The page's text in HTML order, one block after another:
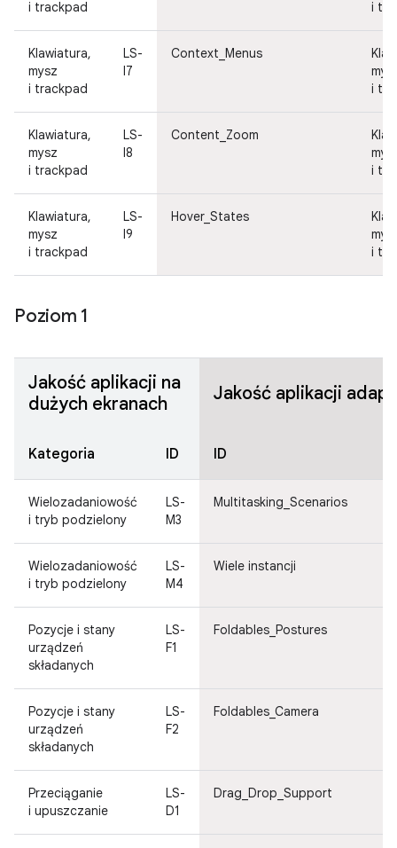
i trackpad i
Klawiatura,
mysz
i trackpad
LS-
I7
Context_Menus
i
Klawiatura,
mysz
i trackpad
LS-
I8
Content_Zoom
i
Klawiatura,
mysz
i trackpad
LS-
I9
Hover_States
i
Poziom 1
Jakość aplikacji na
dużych ekranach
Jakość aplikacji
Kategoria ID ID
Wielozadaniowość
i tryb podzielony
LS-
M3
Multitasking_Scenarios
Wielozadaniowość
i tryb podzielony
LS-
M4
Wiele instancji
Pozycje i stany
urządzeń
składanych
LS-
F1
Foldables_Postures
Pozycje i stany
urządzeń
składanych
LS-
F2
Foldables_Camera
Przeciąganie
i upuszczanie
LS-
D1
Drag_Drop_Support